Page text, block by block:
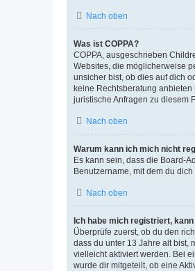
Nach oben
Was ist COPPA?
COPPA, ausgeschrieben
Websites, die möglicherweise
unsicher bist, ob dies auf dich
keine Rechtsberatung
juristische Anfragen zu diesem
Nach oben
Warum kann ich mich nicht
Es kann sein, dass die Board-
Benutzername, mit dem du
Nach oben
Ich habe mich registriert,
Überprüfe zuerst, ob du den
dass du unter 13 Jahre alt bist,
vielleicht aktiviert werden. Bei
wurde dir mitgeteilt, ob eine